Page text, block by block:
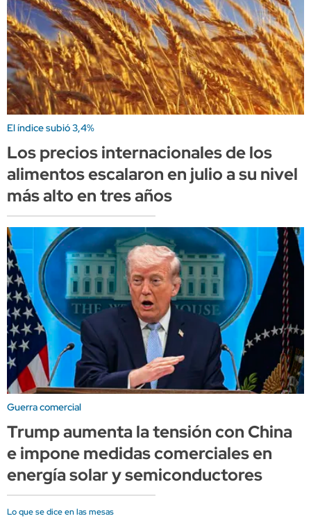
El índice subió 3,4%
Los precios internacionales de los
alimentos escalaron en julio a su nivel
más alto en tres años
Guerra comercial
Trump aumenta la tensión con China
e impone medidas comerciales en
energía solar y semiconductores
Lo que se dice en las mesas